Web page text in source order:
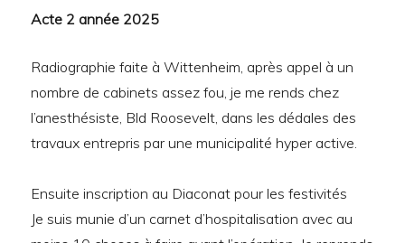
Acte 2 année 2025
Radiographie faite à Wittenheim, après appel à un
nombre de cabinets assez fou, je me rends chez
l’anesthésiste, Bld Roosevelt, dans les dédales des
travaux entrepris par une municipalité hyper active.
Ensuite inscription au Diaconat pour les festivités
Je suis munie d’un carnet d’hospitalisation avec au